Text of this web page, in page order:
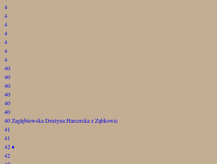
4
4
4
4
4
4
4
40
40
40
40
40
40
40 Zagłębiowska Drużyna Harcerska z Ząbkowic
41
41
42♦
42